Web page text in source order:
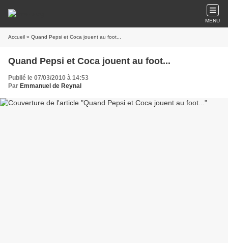
MENU
Accueil » Quand Pepsi et Coca jouent au foot...
Quand Pepsi et Coca jouent au foot...
Publié le 07/03/2010 à 14:53
Par Emmanuel de Reynal